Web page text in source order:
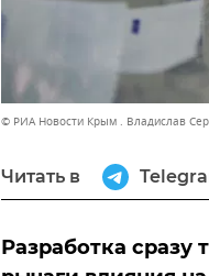
© РИА Новости Крым . Владислав
Читать в
Разработка сразу